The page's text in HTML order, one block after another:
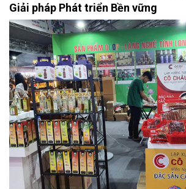
Giải pháp Phát triển Bền vững